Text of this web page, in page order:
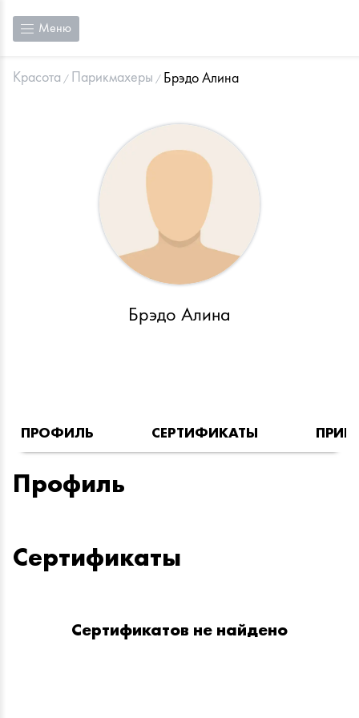
Меню
Красота Парикмахеры Брэдо Алина
Брэдо Алина
ПРОФИЛЬ СЕРТИФИКАТЫ
Профиль
Сертификаты
Сертификатов не найдено